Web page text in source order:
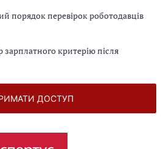
порядок перевірок роботодавців
зарплатного критерію після
ДОСТУП